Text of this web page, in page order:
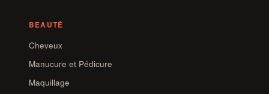
BEAUTÉ
Cheveux
Manucure et Pédicure
Maquillage